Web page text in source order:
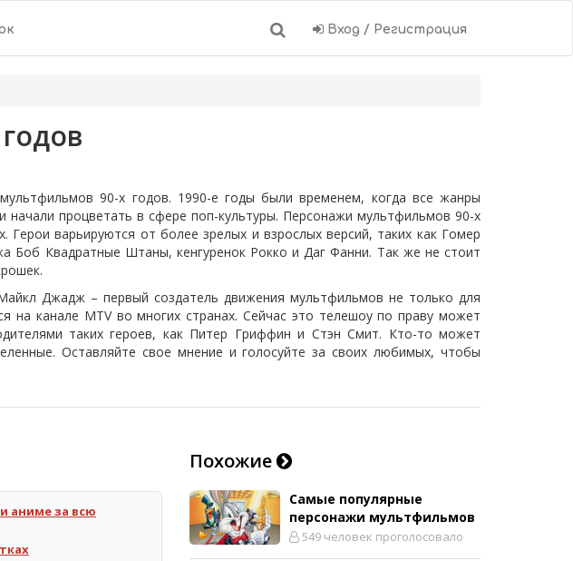
Вход / Регистрация
90-х годов. 1990-е годы были временем, когда все жанры
процветать в сфере поп-культуры. Персонажи мультфильмов 90-х
варьируются от более зрелых и взрослых версий, таких как Гомер
Боб Квадратные Штаны, кенгуренок Рокко и Даг Фанни. Так же не стоит
Джадж – первый создатель движения мультфильмов не только для
на канале MTV во многих странах. Сейчас это телешоу по праву может
таких героев, как Питер Гриффин и Стэн Смит. Кто-то может
Оставляйте свое мнение и голосуйте за своих любимых, чтобы
аниме за всю
Похожие
Самые популярные
персонажи мультфильмов
549 человек проголосовало